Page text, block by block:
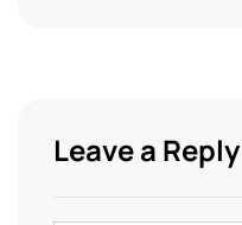
Leave a Reply